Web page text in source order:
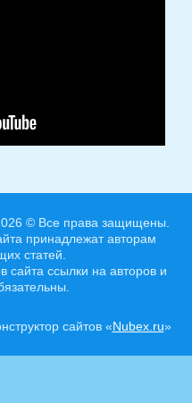
© Все права защищены.
принадлежат авторам
статей.
сайта ссылки на авторов и
сайтов «Nubex.ru»